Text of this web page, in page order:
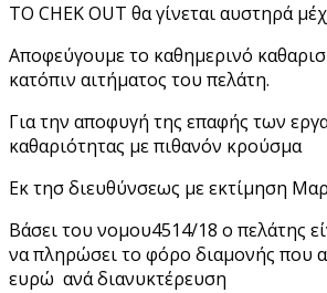
ΤΟ CHEK OUT θα γίνεται αυστηρά
Αποφεύγουμε το καθημερινό
κατόπιν αιτήματος του πελάτη.
Για την αποφυγή της επαφής των
καθαριότητας με πιθανόν κρούσμα
Εκ τησ διευθύνσεως με εκτίμηση
Βάσει του νομου4514/18 ο πελάτης
να πληρώσει το φόρο διαμονής που
ευρώ ανά διανυκτέρευση